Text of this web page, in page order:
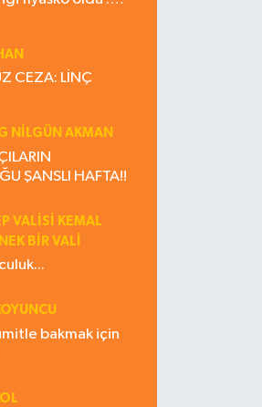
CEZA: LİNÇ
NILGÜN AKMAN
ŞANSLI HAFTA!!
VALISI KEMAL
BİR VALİ
bakmak için